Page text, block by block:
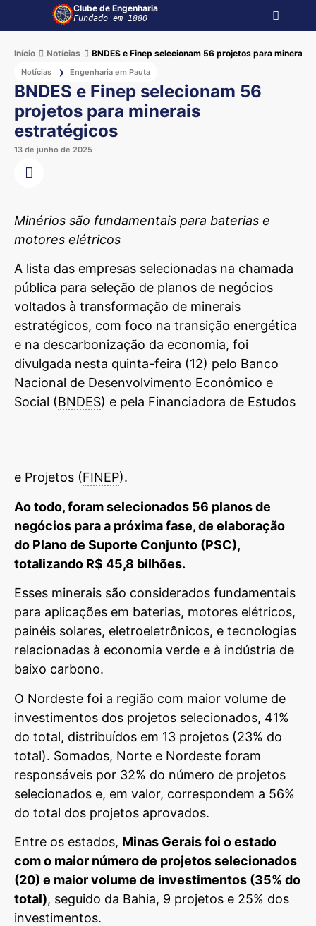
Clube de Engenharia
Fundado em 1880
Início Notícias BNDES e Finep selecionam 56 projetos para minerais
Notícias ❯ Engenharia em Pauta
BNDES e Finep selecionam 56
projetos para minerais
estratégicos
13 de junho de 2025
Minérios são fundamentais para baterias e
motores elétricos
A lista das empresas selecionadas na chamada
pública para seleção de planos de negócios
voltados à transformação de minerais
estratégicos, com foco na transição energética
e na descarbonização da economia, foi
divulgada nesta quinta-feira (12) pelo Banco
Nacional de Desenvolvimento Econômico e
Social (BNDES) e pela Financiadora de Estudos
e Projetos (FINEP).
Ao todo, foram selecionados 56 planos de
negócios para a próxima fase, de elaboração
do Plano de Suporte Conjunto (PSC),
totalizando R$ 45,8 bilhões.
Esses minerais são considerados fundamentais
para aplicações em baterias, motores elétricos,
painéis solares, eletroeletrônicos, e tecnologias
relacionadas à economia verde e à indústria de
baixo carbono.
O Nordeste foi a região com maior volume de
investimentos dos projetos selecionados, 41%
do total, distribuídos em 13 projetos (23% do
total). Somados, Norte e Nordeste foram
responsáveis por 32% do número de projetos
selecionados e, em valor, correspondem a 56%
do total dos projetos aprovados.
Entre os estados, Minas Gerais foi o estado
com o maior número de projetos selecionados
(20) e maior volume de investimentos (35% do
total), seguido da Bahia, 9 projetos e 25% dos
investimentos.